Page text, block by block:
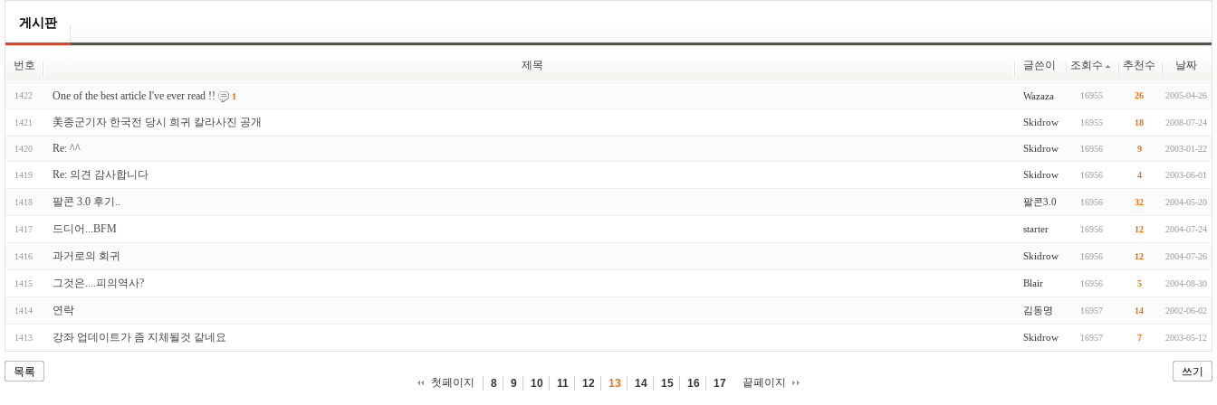
게시판
번호 제목 글쓴이 조회수 추천수 날짜
1422 One of the best article I've ever read !! 1 Wazaza 16955 26 2005-04-26
1421 美종군기자 한국전 당시 희귀 칼라사진 공개 Skidrow 16955 18 2008-07-24
1420 Re: ^^ Skidrow 16956 9 2003-01-22
1419 Re: 의견 감사합니다 Skidrow 16956 4 2003-06-01
1418 팔콘 3.0 후기.. 팔콘3.0 16956 32 2004-05-20
1417 드디어...BFM starter 16956 12 2004-07-24
1416 과거로의 회귀 Skidrow 16956 12 2004-07-26
1415 그것은....피의역사? Blair 16956 5 2004-08-30
1414 연락 김동명 16957 14 2002-06-02
1413 강좌 업데이트가 좀 지체될것 같네요 Skidrow 16957 7 2003-05-12
목록
쓰기
첫페이지
8 9 10 11 12 13 14 15 16 17 끝페이지